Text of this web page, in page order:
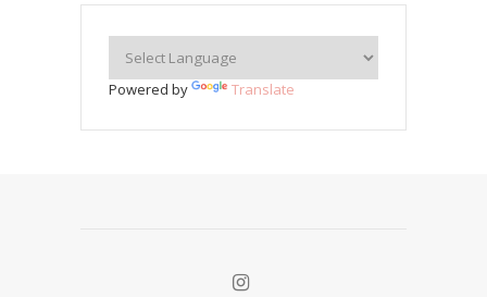
Powered by Translate